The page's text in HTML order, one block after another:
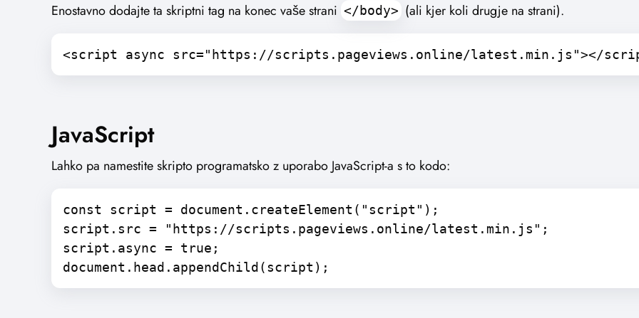
Enostavno dodajte ta skriptni tag na konec vaše strani </body> (ali kjer koli drugje na strani).
<script async src="https://scripts.pageviews.online/latest.min.js"></
JavaScript
Lahko pa namestite skripto programatsko z uporabo JavaScript-a s to kodo:
const script = document.createElement("script");
script.src = "https://scripts.pageviews.online/latest.min.js";
script.async = true;
document.head.appendChild(script);